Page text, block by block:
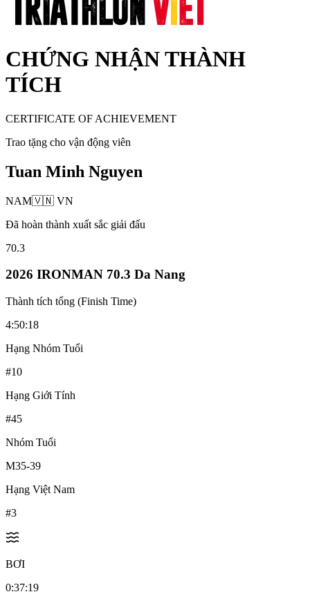
CHỨNG NHẬN THÀNH
TÍCH
CERTIFICATE OF ACHIEVEMENT
Trao tặng cho vận động viên
Tuan Minh Nguyen
NAM🇻🇳 VN
Đã hoàn thành xuất sắc giải đấu
70.3
2026 IRONMAN 70.3 Da Nang
Thành tích tổng (Finish Time)
4:50:18
Hạng Nhóm Tuổi
#10
Hạng Giới Tính
#45
Nhóm Tuổi
M35-39
Hạng Việt Nam
#3
BƠI
0:37:19